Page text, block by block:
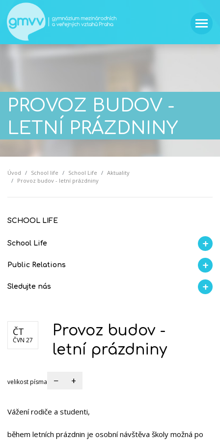
PROVOZ BUDOV -
LETNÍ PRÁZDNINY
Úvod School life School Life
Aktuality
Provoz budov - letní prázdniny
SCHOOL LIFE
School Life
Aktuality Proběhlo na GMVV AI Ambasador
Public Relations
Školní magazín REFRESH Soutěže
Sledujte nás
ČT
ČVN 27
Provoz budov -
letní prázdniny
velikost písma − +
Vážení rodiče a studenti,
během letních prázdnin je osobní návštěva školy možná po